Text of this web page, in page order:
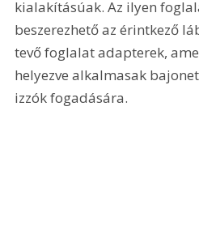
kialakításúak. Az ilyen
beszerezhető az érintkező
tevő foglalat adapterek,
helyezve alkalmasak
izzók fogadására.